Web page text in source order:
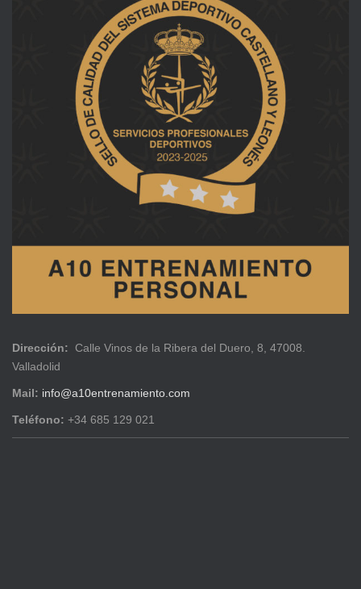
Dirección: Calle Vinos de la Ribera del Duero, 8, 47008.
Valladolid
Mail: info@a10entrenamiento.com
Teléfono: +34 685 129 021